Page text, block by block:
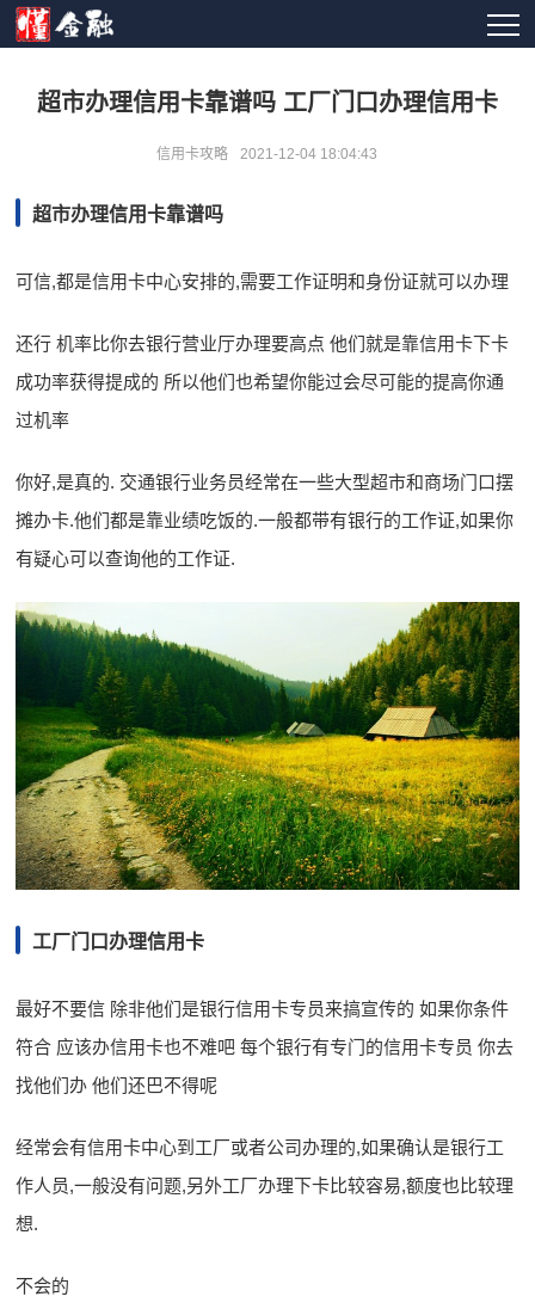
超市办理信用卡靠谱吗 工厂门口办理信用卡
信用卡攻略 2021-12-04 18:04:43
超市办理信用卡靠谱吗
可信,都是信用卡中心安排的,需要工作证明和身份证就可以办理
还行 机率比你去银行营业厅办理要高点 他们就是靠信用卡下卡
成功率获得提成的 所以他们也希望你能过会尽可能的提高你通
过机率
你好,是真的. 交通银行业务员经常在一些大型超市和商场门口摆
摊办卡.他们都是靠业绩吃饭的.一般都带有银行的工作证,如果你
有疑心可以查询他的工作证.
工厂门口办理信用卡
最好不要信 除非他们是银行信用卡专员来搞宣传的 如果你条件
符合 应该办信用卡也不难吧 每个银行有专门的信用卡专员 你去
找他们办 他们还巴不得呢
经常会有信用卡中心到工厂或者公司办理的,如果确认是银行工
作人员,一般没有问题,另外工厂办理下卡比较容易,额度也比较理
想.
不会的